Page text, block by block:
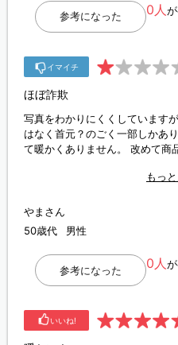
0人
参考になった
イマイチ
ほぼ詐欺
写真をわかりにくくしています
はなく首元？のごく一部しかあ
て暖かくありません。 改めて商
で通常の羽毛布団より当然暖か
ことはないので、羽毛布団を使
ています。
もっ
やまさん
50歳代
男性
0人
参考になった
いいね!